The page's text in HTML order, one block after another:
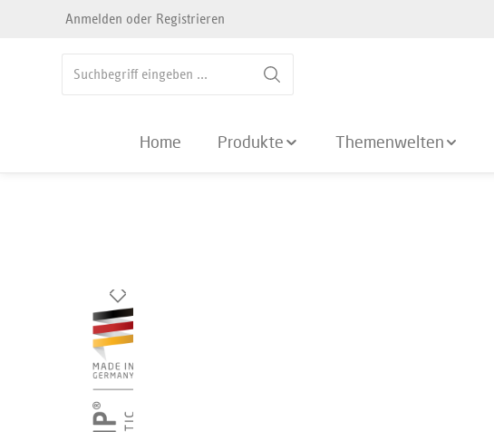
Zur Hauptnavigation springen
Anmelden oder Registrieren
Home Produkte Themenwelten
Bildergalerie überspringen